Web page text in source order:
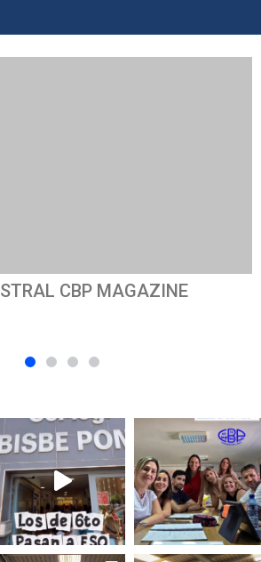
CBP MAGAZINE